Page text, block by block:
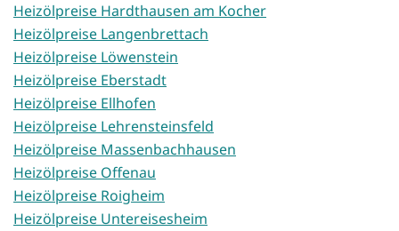
Heizölpreise Hardthausen am Kocher
Heizölpreise Langenbrettach
Heizölpreise Löwenstein
Heizölpreise Eberstadt
Heizölpreise Ellhofen
Heizölpreise Lehrensteinsfeld
Heizölpreise Massenbachhausen
Heizölpreise Offenau
Heizölpreise Roigheim
Heizölpreise Untereisesheim